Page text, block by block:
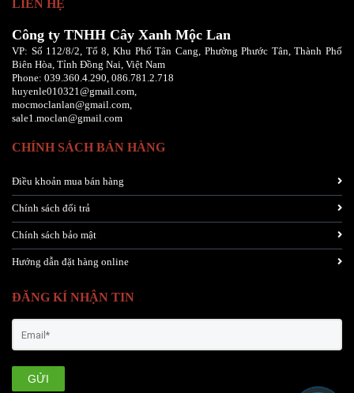
LIÊN HỆ
Công ty TNHH Cây Xanh Mộc Lan
VP: Số 112/8/2, Tổ 8, Khu Phố Tân Cang, Phường Phước Tân, Thành Phố
Biên Hòa, Tỉnh Đồng Nai, Việt Nam
Phone: 039.360.4.290, 086.781.2.718
huyenle010321@gmail.com,
mocmoclanlan@gmail.com,
sale1.moclan@gmail.com
CHÍNH SÁCH BÁN HÀNG
Điều khoản mua bán hàng
Chính sách đổi trả
Chính sách bảo mật
Hướng dẫn đặt hàng online
ĐĂNG KÍ NHẬN TIN
GỬI